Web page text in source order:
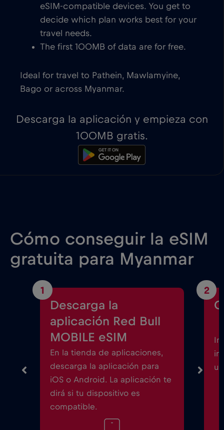
eSIM-compatible devices. You get to
decide which plan works best for your
travel needs.
The first 100MB of data are for free.
Ideal for travel to Pathein, Mawlamyine,
Bago or across Myanmar.
Descarga la aplicación y empieza con
100MB gratis.
Cómo conseguir la eSIM
gratuita para Myanmar
1
Descarga la
aplicación Red Bull
MOBILE eSIM
En la tienda de aplicaciones,
descarga la aplicación para
iOS o Android. La aplicación te
dirá si tu dispositivo es
compatible.
2